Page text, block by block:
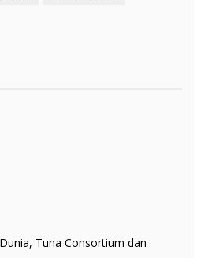
Tuna Consortium dan